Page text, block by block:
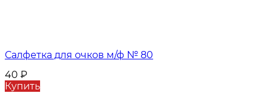
Салфетка для очков м/ф № 80
40 ₽
Купить